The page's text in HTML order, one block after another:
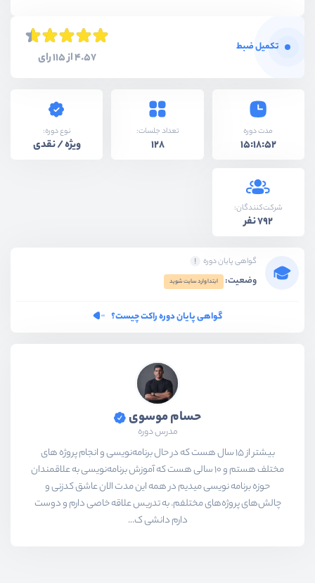
تکمیل ضبط
4.57 از 115 رای
مدت دوره
15:18:52
تعداد جلسات:
128
نوع دوره:
ویژه / نقدی
شرکت‌کنندگان:
792 نفر
گواهی پایان دوره
وضعیت: ابتدا وارد سایت شوید
گواهی پایان دوره راکت چیست؟
حسام موسوی
مدرس دوره
بیشتر از ۱۵ سال هست که در حال برنامه‌نویسی و انجام پروژه های
مختلف هستم و ۱۰ سالی هست که آموزش برنامه‌نویسی به علاقمندان
حوزه برنامه نویسی میدیم در همه این مدت الان عاشق کدزنی و
چالش‌های پروژه‌های مختلفم. به تدریس علاقه خاصی دارم و دوست
دارم دانشی ک...